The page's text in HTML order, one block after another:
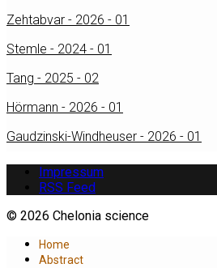
Zehtabvar - 2026 - 01
Stemle - 2024 - 01
Tang - 2025 - 02
Hörmann - 2026 - 01
Gaudzinski-Windheuser - 2026 - 01
Impressum
RSS Feed
© 2026 Chelonia science
Home
Abstract